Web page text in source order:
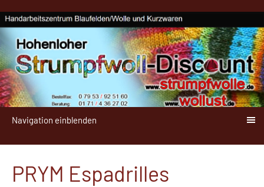
Navigation einblenden
PRYM Espadrilles